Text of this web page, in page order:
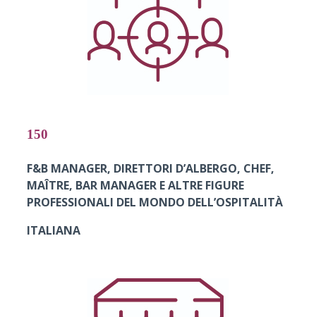
150
F&B MANAGER, DIRETTORI D’ALBERGO, CHEF,
MAÎTRE, BAR MANAGER E ALTRE FIGURE
PROFESSIONALI DEL MONDO DELL’OSPITALITÀ
ITALIANA